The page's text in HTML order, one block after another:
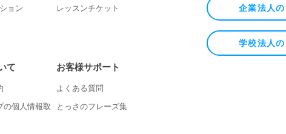
ョン
レッスンチケット
て
個人情報取
お客様サポート
よくある質問
とっさのフレーズ集
企業法人
学校法人